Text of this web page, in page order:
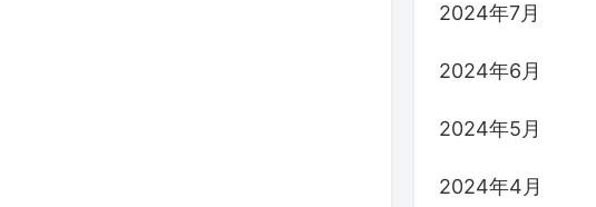
2024年7月
2024年6月
2024年5月
2024年4月